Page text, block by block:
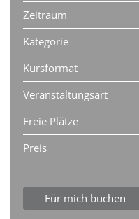
Zeitraum
Kategorie
Kursformat
Veranstaltungsart
Freie Plätze
Preis
Für mich buchen